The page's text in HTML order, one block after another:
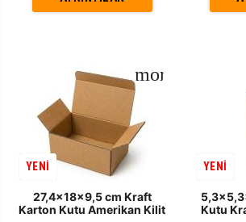
27,4x18x9,5 cm Kraft
Karton Kutu Amerikan Kilit
YENİ
Kutu
YENİ